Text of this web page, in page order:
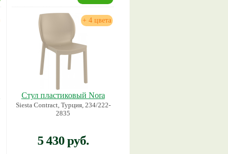
+ 4 цвета
Стул пластиковый Nora
Siesta Contract, Турция, 234/222-
2835
5 430 руб.